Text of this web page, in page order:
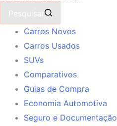
Pesquisar
Carros Novos
Carros Usados
SUVs
Comparativos
Guias de Compra
Economia Automotiva
Seguro e Documentação